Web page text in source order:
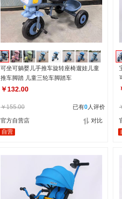
可坐可躺婴儿手推车旋转座椅遛娃儿童
推车脚踏 儿童三轮车脚踏车
￥132.00
￥155.00 已有0人评价
官方自营店
对比
自营